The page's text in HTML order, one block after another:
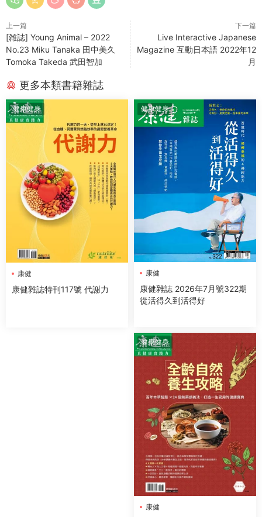
上一篇
[雑誌] Young Animal – 2022
No.23 Miku Tanaka 田中美久
Tomoka Takeda 武田智加
下一篇
Live Interactive Japanese
Magazine 互動日本語 2022年12
月
更多本類書籍雜誌
健康健身
康健
康健雜誌特刊117號 代謝力
健康健身
康健
康健雜誌 2026年7月號322期
從活得久到活得好
健康健身
康健